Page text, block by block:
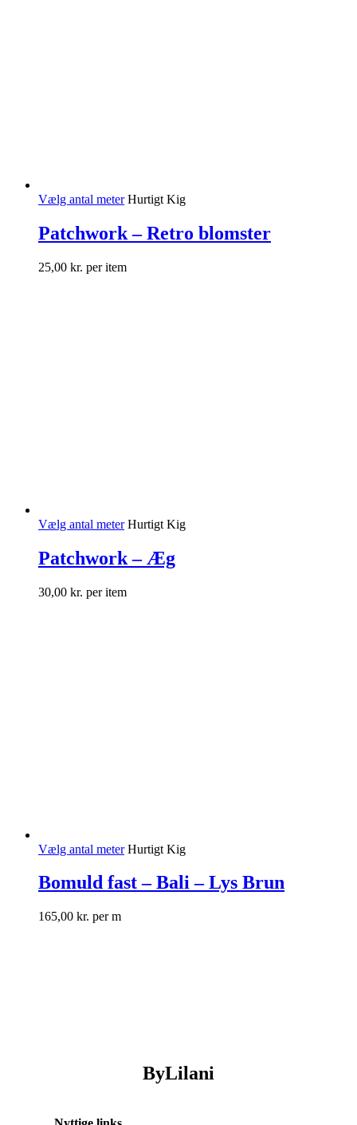
Vælg antal meter Hurtigt Kig
Patchwork – Retro blomster
25,00 kr. per item
Vælg antal meter Hurtigt Kig
Patchwork – Æg
30,00 kr. per item
Vælg antal meter Hurtigt Kig
Bomuld fast – Bali – Lys Brun
165,00 kr. per m
ByLilani